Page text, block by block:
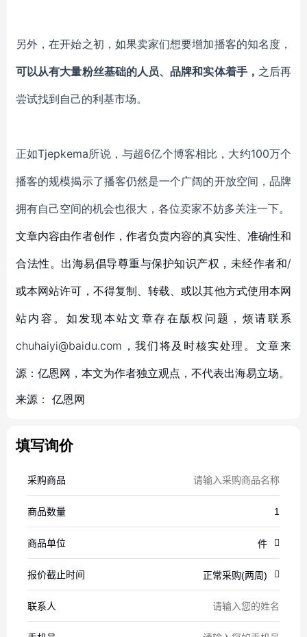
另外，在开始之初，如果卖家们想要增加播客的知名度，
可以从有大量粉丝基础的人员、品牌和实体着手， 之后再
尝试找到自己的利基市场。
正如Tjepkema所说， 与超6亿个博客相比， 大约100万个
播客的规模揭示了播客仍然是一个广阔的开放空间， 品牌
拥有自己空间的机会也很大 ， 各位卖家不妨多关注一下。
文章内容由作者创作，作者负责内容的真实性、准确性和
合法性。出海易倡导尊重与保护知识产权，未经作者和/
或本网站许可，不得复制、转载、或以其他方式使用本网
站内容。如发现本站文章存在版权问题，烦请联系
chuhaiyi@baidu.com，我们将及时核实处理。文章来
源：亿恩网，本文为作者独立观点，不代表出海易立场。
来源： 亿恩网
填写询价